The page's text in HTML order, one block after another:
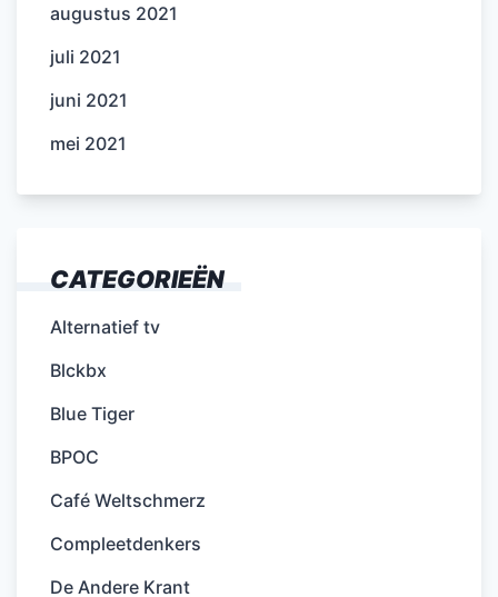
augustus 2021
juli 2021
juni 2021
mei 2021
CATEGORIEËN
Alternatief tv
Blckbx
Blue Tiger
BPOC
Café Weltschmerz
Compleetdenkers
De Andere Krant